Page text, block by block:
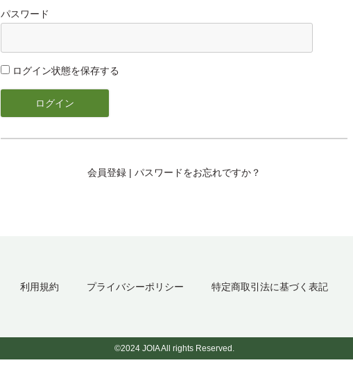
パスワード
ログイン状態を保存する
会員登録 | パスワードをお忘れですか？
利用規約 プライバシーポリシー 特定商取引法に基づく表記
©2024 JOIA All rights Reserved.